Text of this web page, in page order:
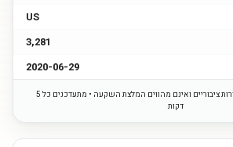
US
3,281
2020-06-29
הנתונים מבוססים על מקורות ציבוריים ואינם מהווים המלצת השקעה • מתעדכנים כל 5
דקות